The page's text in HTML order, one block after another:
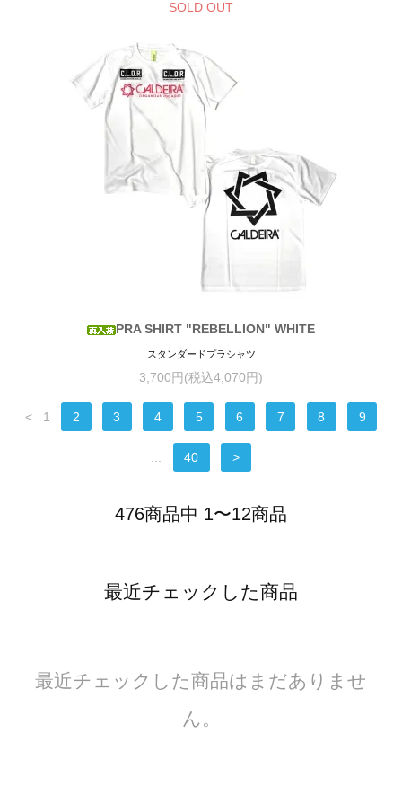
SOLD OUT
PRA SHIRT "REBELLION" WHITE
スタンダードプラシャツ
3,700円(税込4,070円)
< 1 2 3 4 5 6 7 8 9
40 >
476商品中 1〜12商品
最近チェックした商品
最近チェックした商品はまだありませ
ん。